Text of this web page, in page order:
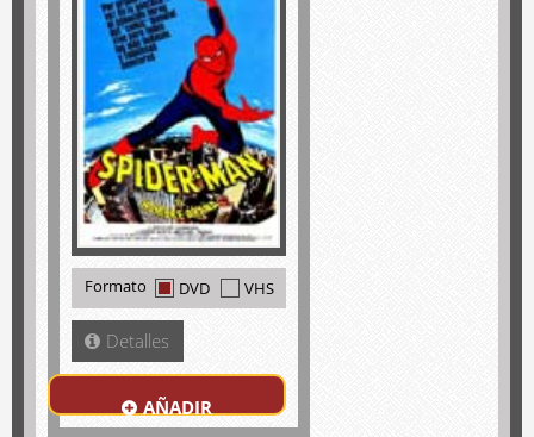
Formato DVD VHS
Detalles
AÑADIR